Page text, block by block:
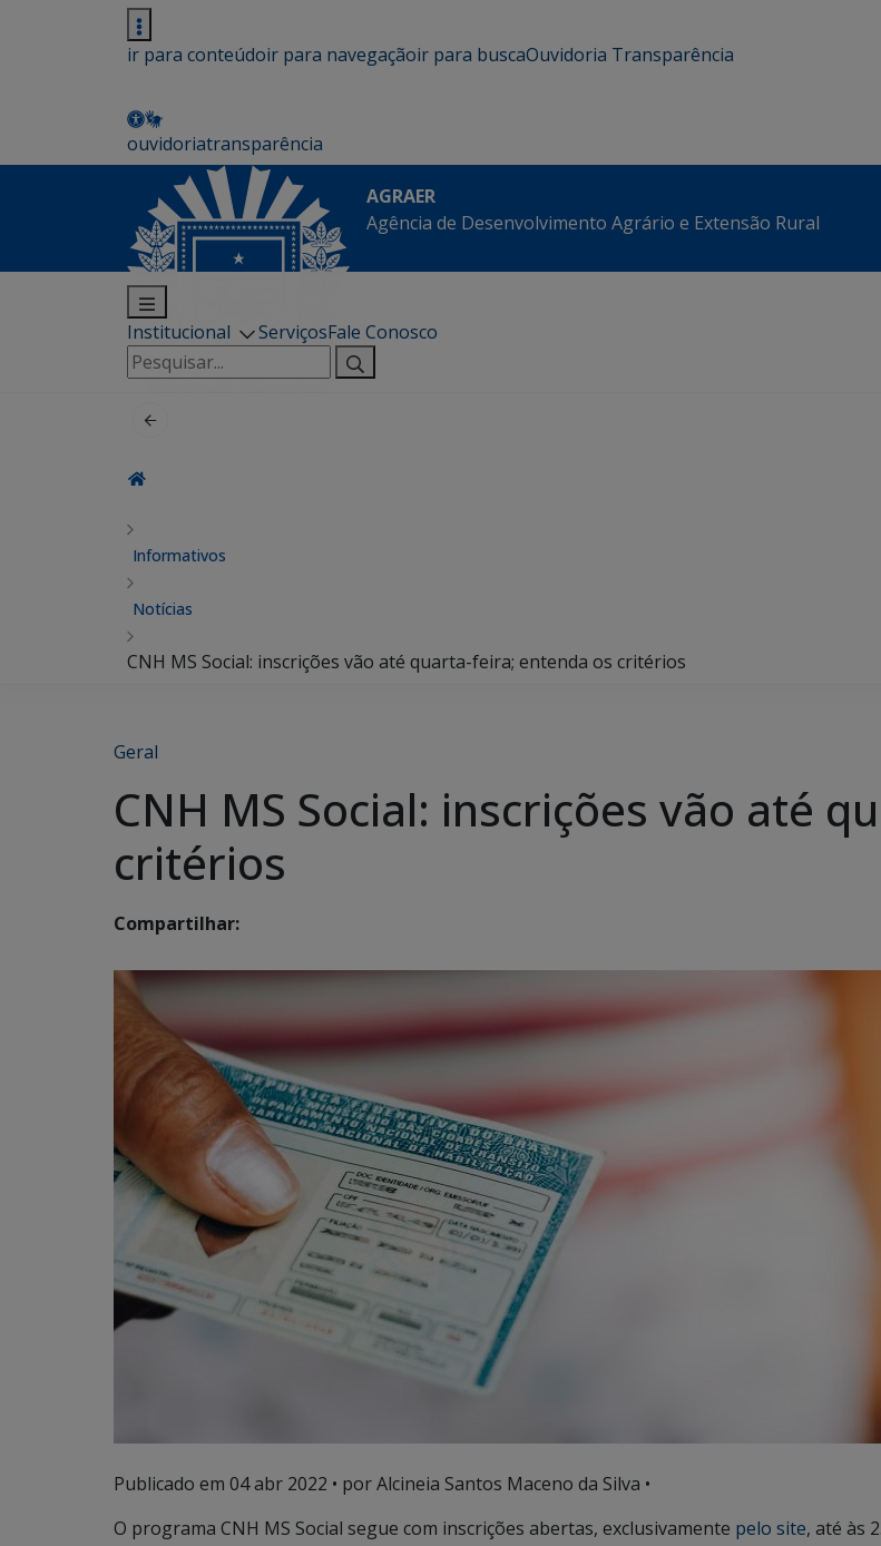
ir para conteúdoir para navegaçãoir para buscaOuvidoria Transparência
ouvidoriatransparência
AGRAER
Agência de Desenvolvimento Agrário e Extensão Rural
Institucional ServiçosFale Conosco
Pesquisar
por:
Informativos
Notícias
CNH MS Social: inscrições vão até quarta-feira; entenda os critérios
Geral
CNH MS Social: inscrições vão até
critérios
Compartilhar:
Publicado em 04 abr 2022 • por Alcineia Santos Maceno da Silva •
O programa CNH MS Social segue com inscrições abertas, exclusivamente pelo site, até às